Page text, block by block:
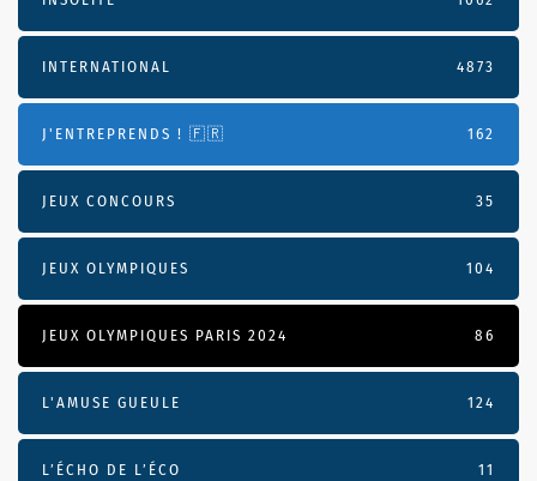
INTERNATIONAL 4873
J'ENTREPRENDS ! 🇫🇷 162
JEUX CONCOURS 35
JEUX OLYMPIQUES 104
JEUX OLYMPIQUES PARIS 2024 86
L'AMUSE GUEULE 124
L’ÉCHO DE L’ÉCO 11